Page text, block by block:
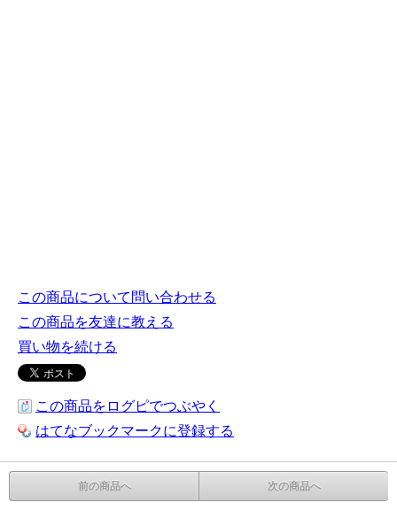
この商品について問い合わせる
この商品を友達に教える
買い物を続ける
この商品をログピでつぶやく
はてなブックマークに登録する
前の商品へ 次の商品へ